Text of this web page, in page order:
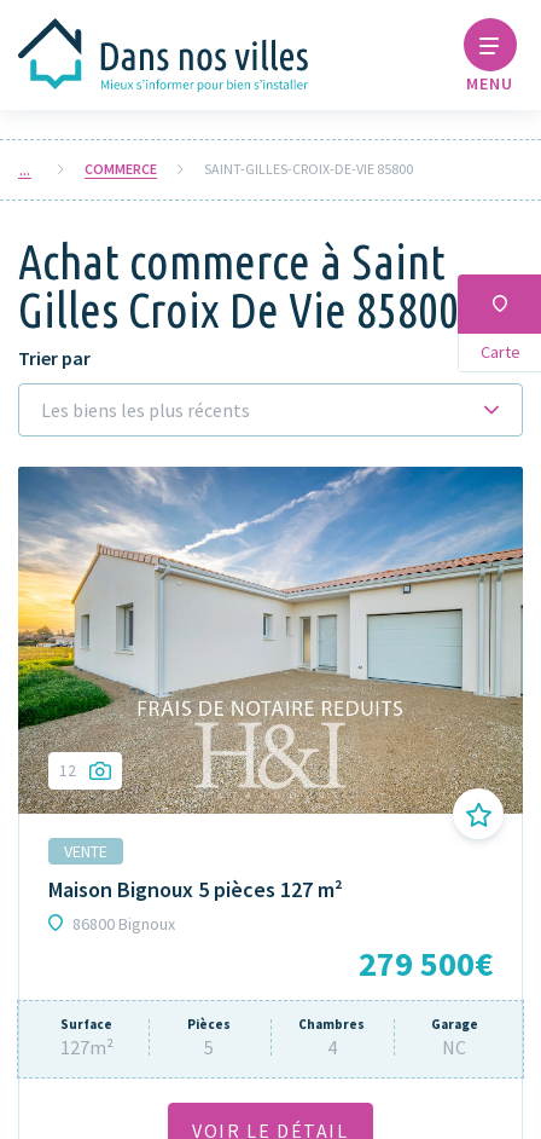
MENU
COMMERCE SAINT-GILLES-CROIX-DE-VIE 85800
Achat commerce à Saint
Gilles Croix De Vie 85800
Carte
Trier par
Les biens les plus récents
12
VENTE
Maison Bignoux 5 pièces 127 m²
86800 Bignoux
279 500€
Surface
127m²
Pièces
5
Chambres
4
Garage
NC
VOIR LE DÉTAIL